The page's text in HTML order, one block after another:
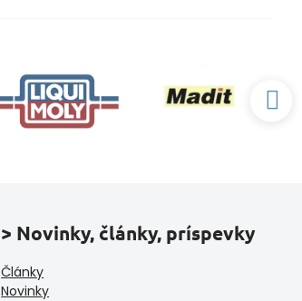
> Novinky, články, príspevky
Články
Novinky